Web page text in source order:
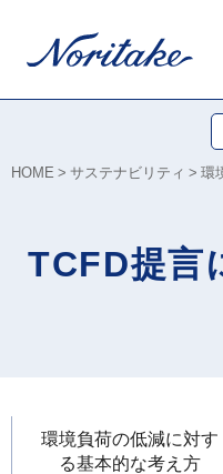
HOME サステナビリティ 環
TCFD提言
環境負荷の低減に対す
る基本的な考え方